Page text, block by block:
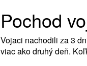
Pochod
Vojaci nachodili za 3
viac ako druhý deň.